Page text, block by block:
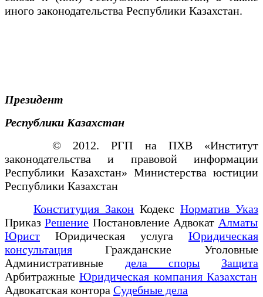
иного законодательства Республики Казахстан.
Президент
Республики Казахстан
© 2012. РГП на ПХВ «Институт
законодательства и правовой информации
Республики Казахстан» Министерства юстиции
Республики Казахстан
Конституция Закон КодексНорматив Указ
ПриказРешение Постановление Адвокат Алматы
Юрист Юридическая услуга Юридическая
консультация Гражданские Уголовные
Административные дела споры
Защита
АрбитражныеЮридическая компания Казахстан
Адвокатская контора Судебные дела